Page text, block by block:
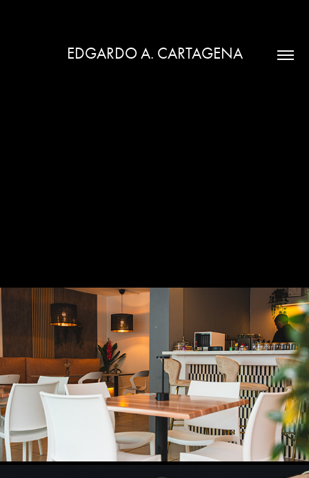
EDGARDO A. CARTAGENA
COLAO KITCHEN
2026